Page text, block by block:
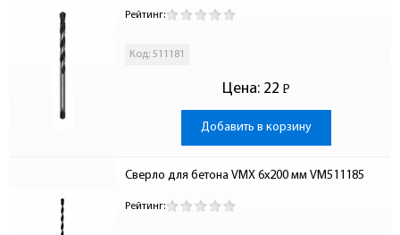
Рейтинг:
Код: 511181
Цена: 22 Р
-
Добавить в корзину
Сверло для бетона VMX 6х200 мм VM511185
Рейтинг: